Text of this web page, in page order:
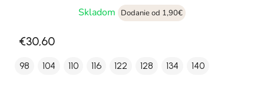
Skladom
Dodanie od 1,90€
€30,60
98 104 110 116 122 128 134 140